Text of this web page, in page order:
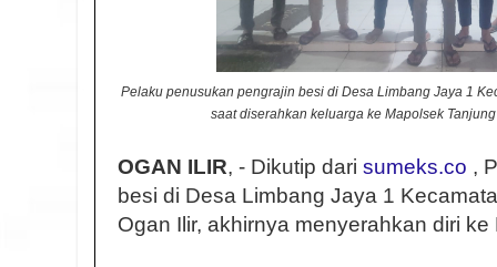
Pelaku penusukan pengrajin besi di Desa Limbang Jaya 1
saat diserahkan keluarga ke Mapolsek
OGAN ILIR, - Dikutip dari sumeks.co ,
besi di Desa Limbang Jaya 1
Ogan Ilir, akhirnya menyerahkan diri